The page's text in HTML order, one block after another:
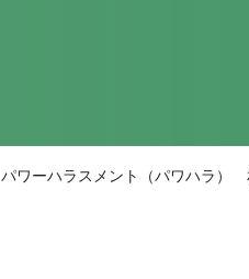
パワーハラスメント（パワハラ）